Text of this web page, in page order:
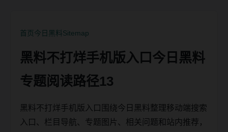
首页今日黑料Sitemap
黑料不打烊手机版入口今日黑料
专题阅读路径13
黑料不打烊手机版入口围绕今日黑料整理移动端搜索
入口、栏目导航、专题图片、相关问题和站内推荐，